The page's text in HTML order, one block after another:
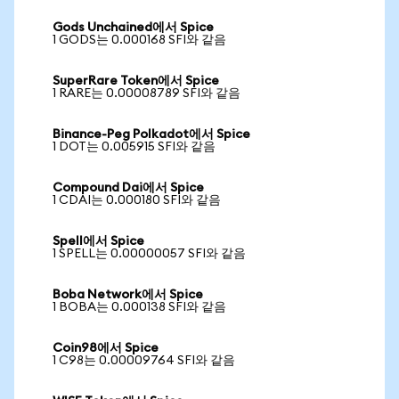
Gods Unchained에서 Spice
1 GODS는 0.000168 SFI와 같음
SuperRare Token에서 Spice
1 RARE는 0.00008789 SFI와 같음
Binance-Peg Polkadot에서 Spice
1 DOT는 0.005915 SFI와 같음
Compound Dai에서 Spice
1 CDAI는 0.000180 SFI와 같음
Spell에서 Spice
1 SPELL는 0.00000057 SFI와 같음
Boba Network에서 Spice
1 BOBA는 0.000138 SFI와 같음
Coin98에서 Spice
1 C98는 0.00009764 SFI와 같음